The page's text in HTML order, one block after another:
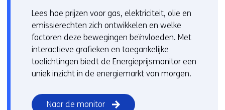
Lees hoe prijzen voor gas, elektriciteit, olie en
emissierechten zich ontwikkelen en welke
factoren deze bewegingen beïnvloeden. Met
interactieve grafieken en toegankelijke
toelichtingen biedt de Energieprijsmonitor een
uniek inzicht in de energiemarkt van morgen.
Naar de monitor